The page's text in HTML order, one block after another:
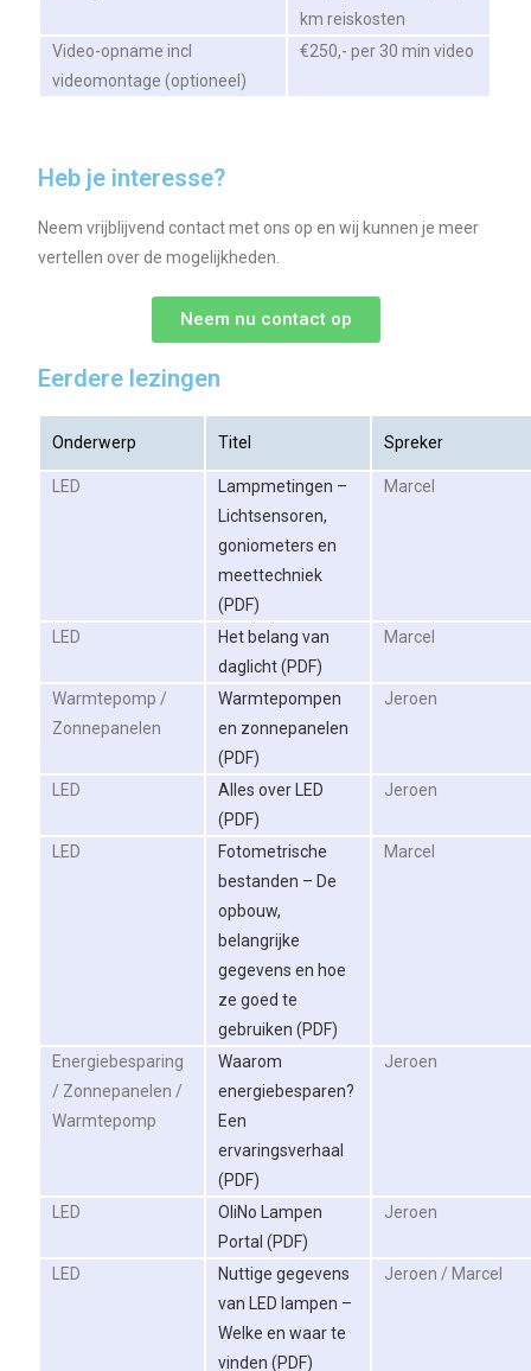
km reiskosten
Video-opname incl
videomontage (optioneel)
€250,- per 30 min video
Heb je interesse?
Neem vrijblijvend contact met ons op en wij kunnen je meer
vertellen over de mogelijkheden.
Neem nu contact op
Eerdere lezingen
Onderwerp Titel Spreker
LED
Lampmetingen –
Lichtsensoren,
goniometers en
meettechniek
(PDF)
Marcel
LED
Het belang van
daglicht (PDF)
Marcel
Warmtepomp /
Zonnepanelen
Warmtepompen
en zonnepanelen
(PDF)
Jeroen
LED
Alles over LED
(PDF)
Jeroen
LED
Fotometrische
bestanden – De
opbouw,
belangrijke
gegevens en hoe
ze goed te
gebruiken (PDF)
Marcel
Energiebesparing
/ Zonnepanelen /
Warmtepomp
Waarom
energiebesparen?
Een
ervaringsverhaal
(PDF)
Jeroen
LED
OliNo Lampen
Portal (PDF)
Jeroen
LED
Nuttige gegevens
van LED lampen –
Welke en waar te
vinden (PDF)
Jeroen / Marcel